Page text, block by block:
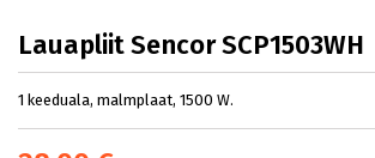
Lauapliit Sencor SCP1503WH
1 keeduala, malmplaat, 1500 W.